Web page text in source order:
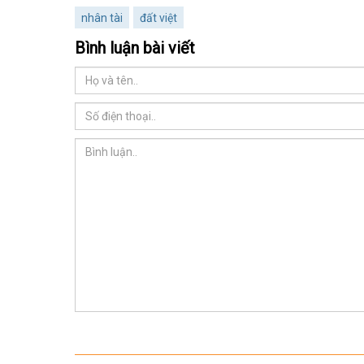
nhân tài đất việt
Bình luận bài viết